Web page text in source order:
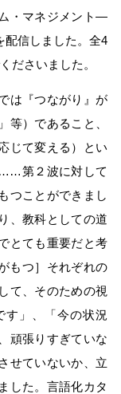
・マネジメント―
信しました。全4
ださいました。
は『つながり』が
等）であること、
じて変える）とい
……第２波に対して
つことができまし
、教科としての道
とても重要だと考
もつ］それぞれの
て、そのための視
す」、「今の状況
頑張りすぎていな
せていないか、立
した。言語化カタ